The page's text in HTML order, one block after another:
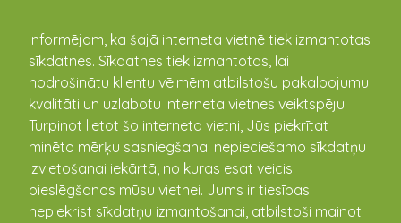
Informējam, ka šajā interneta vietnē tiek izmantotas
sīkdatnes. Sīkdatnes tiek izmantotas, lai
nodrošinātu klientu vēlmēm atbilstošu pakalpojumu
kvalitāti un uzlabotu interneta vietnes veiktspēju.
Turpinot lietot šo interneta vietni, Jūs piekrītat
minēto mērķu sasniegšanai nepieciešamo sīkdatņu
izvietošanai iekārtā, no kuras esat veicis
pieslēgšanos mūsu vietnei. Jums ir tiesības
nepiekrist sīkdatņu izmantošanai, atbilstoši mainot
kandava.lv
PASĀKUMU
KALENDĀRS